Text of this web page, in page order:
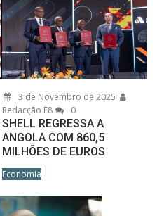
3 de Novembro de 2025
Redacção F8
0
SHELL REGRESSA A
ANGOLA COM 860,5
MILHÕES DE EUROS
Economia